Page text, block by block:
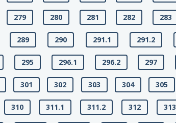
279 280 281 282 283
289 290 291.1 291.2
295 296.1 296.2 297
301 302 303 304 305
310 311.1 311.2 312 313